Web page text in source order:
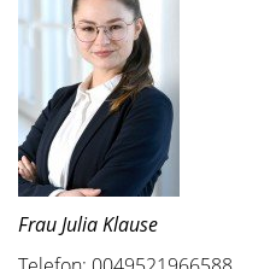
Frau Julia Klause